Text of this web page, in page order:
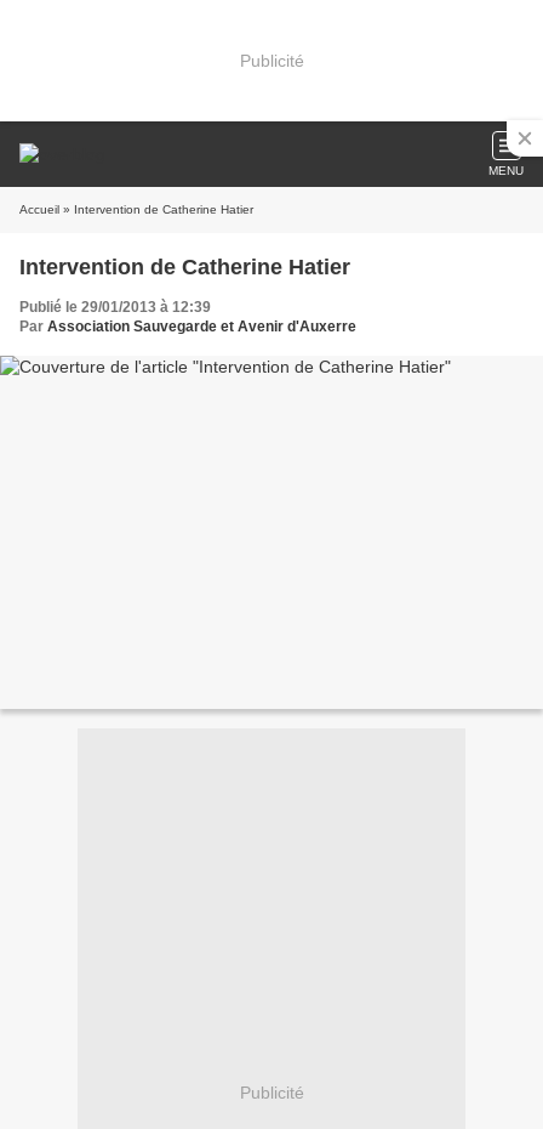
Publicité
MENU
Accueil » Intervention de Catherine Hatier
Intervention de Catherine Hatier
Publié le 29/01/2013 à 12:39
Par Association Sauvegarde et Avenir d'Auxerre
Publicité